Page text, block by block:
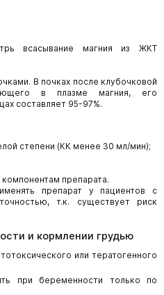
всасывание магния из ЖКТ
В почках после клубочковой
в плазме магния, его
составляет 95-97%.
степени (КК менее 30 мл/мин);
препарата.
препарат у пациентов с
т.к. существует риск
и кормлении грудью
или тератогенного
при беременности только по